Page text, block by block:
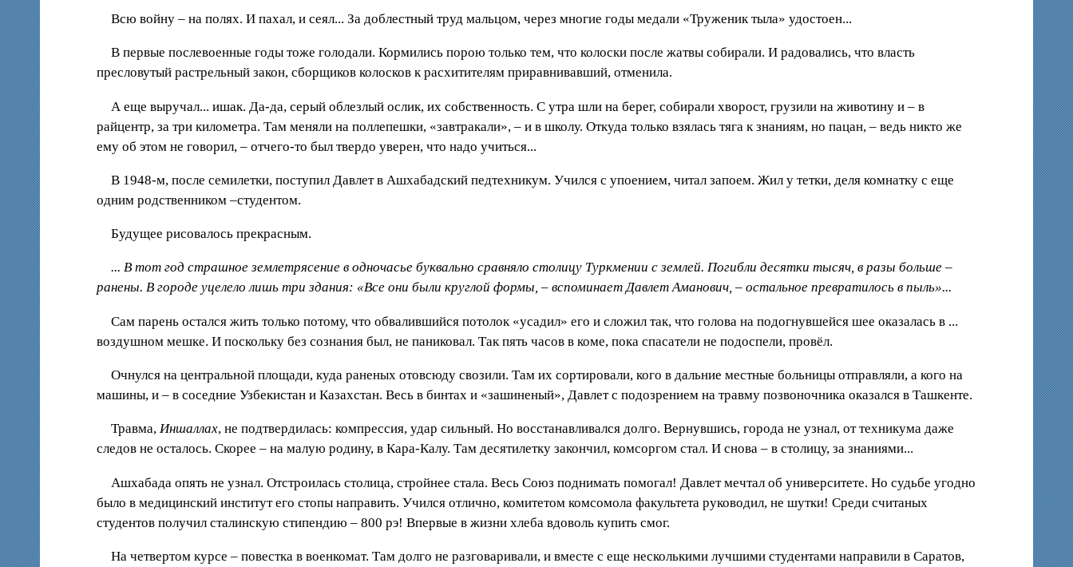
Всю войну – на полях. И пахал, и сеял... За доблестный труд мальцом, через многие годы медали «Труженик тыла» удостоен...
В первые послевоенные годы тоже голодали. Кормились порою только тем, что колоски после жатвы собирали. И радовались, что власть
пресловутый растрельный закон, сборщиков колосков к расхитителям приравнивавший, отменила.
А еще выручал... ишак. Да-да, серый облезлый ослик, их собственность. С утра шли на берег, собирали хворост, грузили на животину и – в
райцентр, за три километра. Там меняли на поллепешки, «завтракали», – и в школу. Откуда только взялась тяга к знаниям, но пацан, – ведь никто же
ему об этом не говорил, – отчего-то был твердо уверен, что надо учиться...
В 1948-м, после семилетки, поступил Давлет в Ашхабадский педтехникум. Учился с упоением, читал запоем. Жил у тетки, деля комнатку с еще
одним родственником –студентом.
Будущее рисовалось прекрасным.
... В тот год страшное землетрясение в одночасье буквально сравняло столицу Туркмении с землей. Погибли десятки тысяч, в разы больше –
ранены. В городе уцелело лишь три здания: «Все они были круглой формы, – вспоминает Давлет Аманович, – остальное превратилось в пыль»...
Сам парень остался жить только потому, что обвалившийся потолок «усадил» его и сложил так, что голова на подогнувшейся шее оказалась в ...
воздушном мешке. И поскольку без сознания был, не паниковал. Так пять часов в коме, пока спасатели не подоспели, провёл.
Очнулся на центральной площади, куда раненых отовсюду свозили. Там их сортировали, кого в дальние местные больницы отправляли, а кого на
машины, и – в соседние Узбекистан и Казахстан. Весь в бинтах и «зашиненый», Давлет с подозрением на травму позвоночника оказался в Ташкенте.
Травма,Иншаллах, не подтвердилась: компрессия, удар сильный. Но восстанавливался долго. Вернувшись, города не узнал, от техникума даже
следов не осталось. Скорее – на малую родину, в Кара-Калу. Там десятилетку закончил, комсоргом стал. И снова – в столицу, за знаниями...
Ашхабада опять не узнал. Отстроилась столица, стройнее стала. Весь Союз поднимать помогал! Давлет мечтал об университете. Но судьбе угодно
было в медицинский институт его стопы направить. Учился отлично, комитетом комсомола факультета руководил, не шутки! Среди считаных
студентов получил сталинскую стипендию – 800 рэ! Впервые в жизни хлеба вдоволь купить смог.
На четвертом курсе – повестка в военкомат. Там долго не разговаривали, и вместе с еще несколькими лучшими студентами направили в Саратов,